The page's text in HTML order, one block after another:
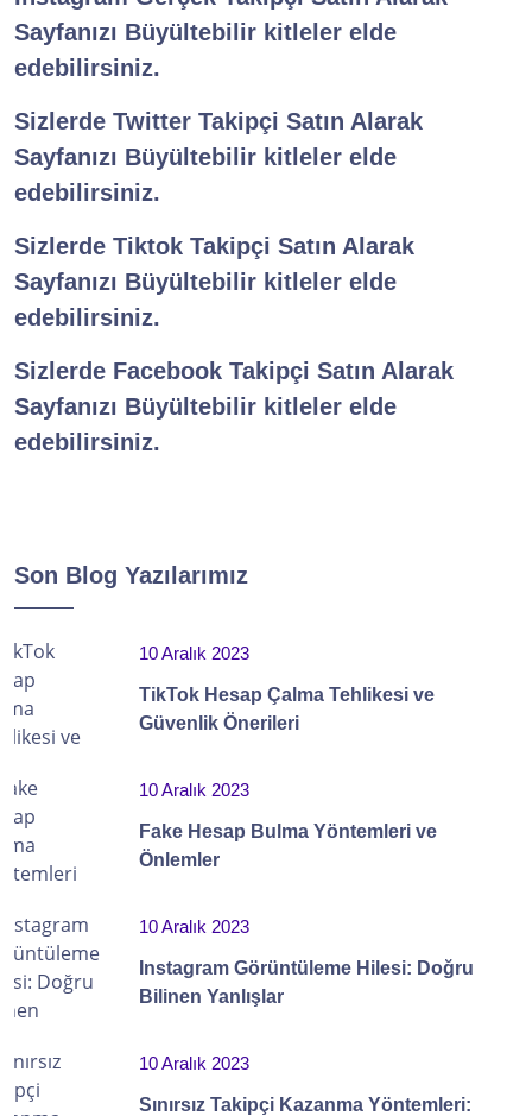
Sayfanızı Büyültebilir kitleler elde
edebilirsiniz.
Sizlerde Twitter Takipçi Satın Alarak
Sayfanızı Büyültebilir kitleler elde
edebilirsiniz.
Sizlerde Tiktok Takipçi Satın Alarak
Sayfanızı Büyültebilir kitleler elde
edebilirsiniz.
Sizlerde Facebook Takipçi Satın Alarak
Sayfanızı Büyültebilir kitleler elde
edebilirsiniz.
Son Blog Yazılarımız
10 Aralık 2023
TikTok Hesap Çalma Tehlikesi ve
Güvenlik Önerileri
10 Aralık 2023
Fake Hesap Bulma Yöntemleri ve
Önlemler
10 Aralık 2023
Instagram Görüntüleme Hilesi: Doğru
Bilinen Yanlışlar
10 Aralık 2023
Sınırsız Takipçi Kazanma Yöntemleri: